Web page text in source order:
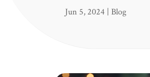
Jun 5, 2024 |Blog